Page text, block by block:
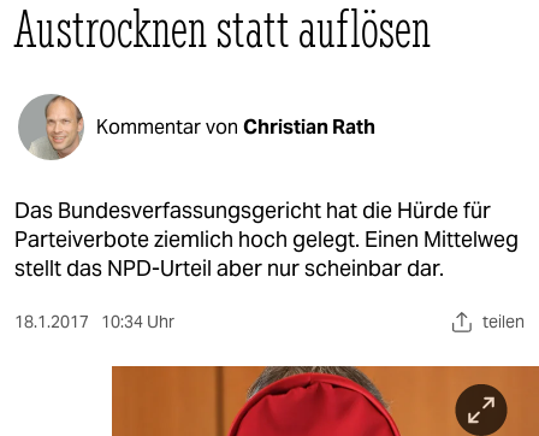
politik
öko
gesellschaft
kultur
sport
berlin
Austrocknen statt auflösen
Kommentar von Christian Rath
Das Bundesverfassungsgericht hat die Hürde für
Parteiverbote ziemlich hoch gelegt. Einen Mittelweg
stellt das NPD-Urteil aber nur scheinbar dar.
18.1.2017 10:34 Uhr teilen